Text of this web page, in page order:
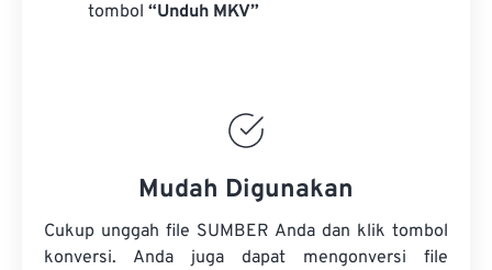
tombol “Unduh MKV”
Mudah Digunakan
Cukup unggah file SUMBER Anda dan klik tombol
konversi. Anda juga dapat mengonversi file